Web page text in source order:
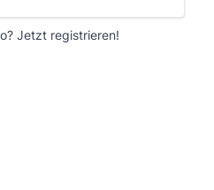
Jetzt registrieren!